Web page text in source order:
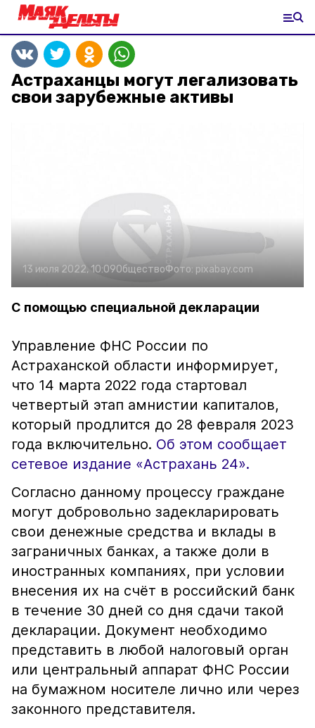
Астраханцы могут легализовать
свои зарубежные активы
13 июля 2022, 10:09ОбществоФото: pixabay.com
С помощью специальной декларации
Управление ФНС России по
Астраханской области информирует,
что 14 марта 2022 года стартовал
четвертый этап амнистии капиталов,
который продлится до 28 февраля 2023
года включительно. Об этом сообщает
сетевое издание «Астрахань 24».
Согласно данному процессу граждане
могут добровольно задекларировать
свои денежные средства и вклады в
заграничных банках, а также доли в
иностранных компаниях, при условии
внесения их на счёт в российский банк
в течение 30 дней со дня сдачи такой
декларации. Документ необходимо
представить в любой налоговый орган
или центральный аппарат ФНС России
на бумажном носителе лично или через
законного представителя.